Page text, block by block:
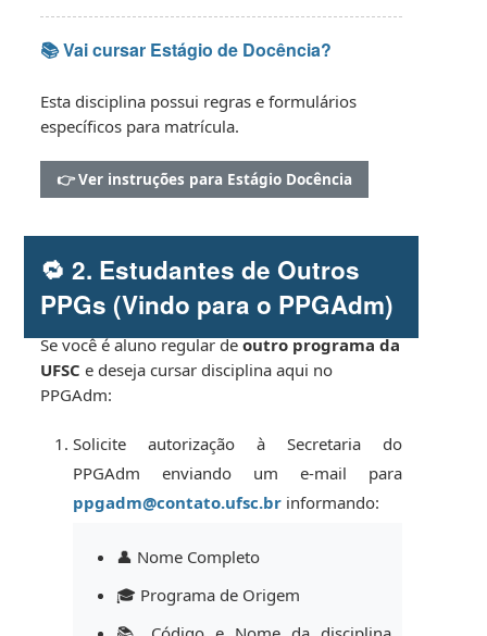
📚 Vai cursar Estágio de Docência?
Esta disciplina possui regras e formulários
específicos para matrícula.
👉 Ver instruções para Estágio Docência
🔁 2. Estudantes de Outros
PPGs (Vindo para o PPGAdm)
Se você é aluno regular deoutro programa da
UFSC e deseja cursar disciplina aqui no
PPGAdm:
Solicite autorização à Secretaria do
PPGAdm enviando um e-mail para
ppgadm@contato.ufsc.br informando:
👤 Nome Completo
🎓 Programa de Origem